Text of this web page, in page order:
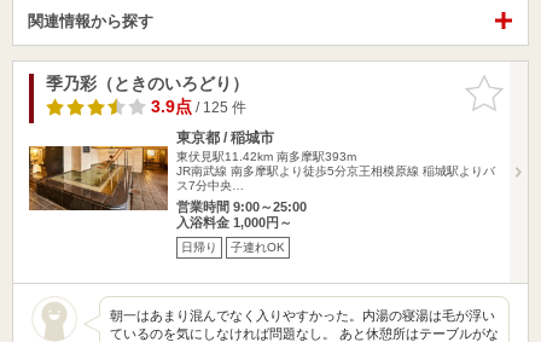
関連情報から探す
お気に入
りに追加
季乃彩（ときのいろどり）
3.9点/ 125 件
東京都 / 稲城市
東伏見駅11.42km 南多摩駅393m
JR南武線 南多摩駅より徒歩5分京王相模原線 稲城駅よりバ
ス7分中央…
営業時間 9:00～25:00
入浴料金 1,000円～
日帰り 子連れOK
朝一はあまり混んでなく入りやすかった。内湯の寝湯は毛が浮い
ているのを気にしなければ問題なし。 あと休憩所はテーブルがな